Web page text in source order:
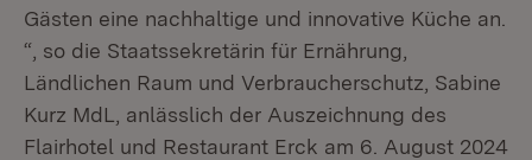
Gästen eine nachhaltige und innovative Küche an.
“, so die Staatssekretärin für Ernährung,
Ländlichen Raum und Verbraucherschutz, Sabine
Kurz MdL, anlässlich der Auszeichnung des
Flairhotel und Restaurant Erck am 6. August 2024